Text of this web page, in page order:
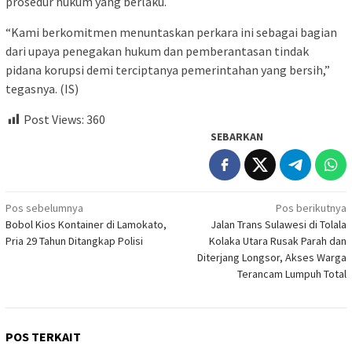
“Kami berkomitmen menuntaskan perkara ini sebagai bagian
dari upaya penegakan hukum dan pemberantasan tindak
pidana korupsi demi terciptanya pemerintahan yang bersih,”
tegasnya. (IS)
Post Views: 360
SEBARKAN
Navigasi
pos
Pos sebelumnya
Bobol Kios Kontainer di Lamokato,
Pria 29 Tahun Ditangkap Polisi
Pos berikutnya
Jalan Trans Sulawesi di Tolala
Kolaka Utara Rusak Parah dan
Diterjang Longsor, Akses Warga
Terancam Lumpuh Total
POS TERKAIT